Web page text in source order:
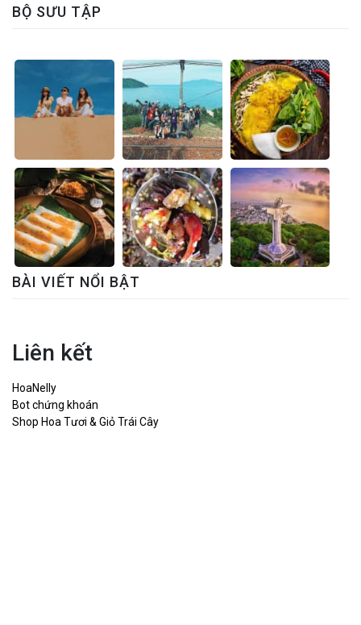
BỘ SƯU TẬP
BÀI VIẾT NỔI BẬT
Liên kết
HoaNelly
Bot chứng khoán
Shop Hoa Tươi & Giỏ Trái Cây